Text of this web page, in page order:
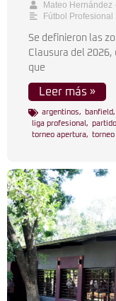
Mateo Hernández
Fútbol Profesional
Se definieron las
Clausura del
que
Leer más »
argentinos, banfield,
liga profesional ,
torneo apertura,